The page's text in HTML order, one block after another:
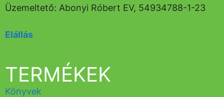
TERMÉKEK
Könyvek
Üzemeltető: Abonyi Róbert EV, 54934788-1-23
Elállás